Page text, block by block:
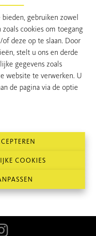
gebruiken zowel
cookies om toegang
deze op te slaan. Door
stelt u ons en derde
gegevens zoals
website te verwerken. U
de pagina via de optie
COOKIES
€ 649.000
267 m²
jaar de referentie voor